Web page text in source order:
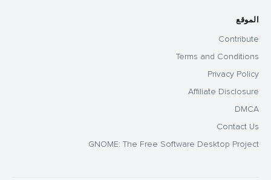
الموقع
Contribute
Terms and Conditions
Privacy Policy
Affiliate Disclosure
DMCA
Contact Us
GNOME: The Free Software Desktop Project